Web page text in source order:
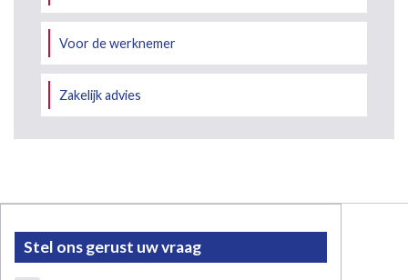
Voor de werknemer
Zakelijk advies
Stel ons gerust uw vraag